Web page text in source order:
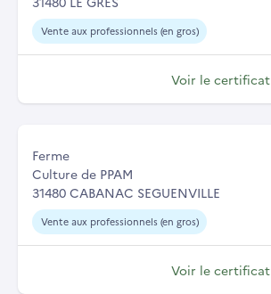
Vente aux professionnels (en gros)
Voir le certificat
Ferme
Culture de PPAM
31480 CABANAC SEGUENVILLE
Vente aux professionnels (en gros)
Voir le certificat